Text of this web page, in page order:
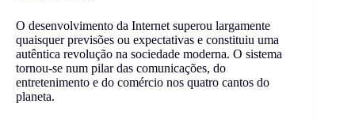
O desenvolvimento da Internet superou largamente
quaisquer previsões ou expectativas e constituiu uma
autêntica revolução na sociedade moderna. O sistema
tornou-se num pilar das comunicações, do
entretenimento e do comércio nos quatro cantos do
planeta.